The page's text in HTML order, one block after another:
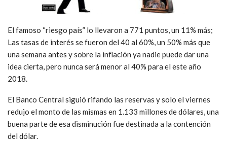
El famoso “riesgo país” lo llevaron a 771 puntos, un 11% más;
Las tasas de interés se fueron del 40 al 60%, un 50% más que
una semana antes y sobre la inflación ya nadie puede dar una
idea cierta, pero nunca será menor al 40% para el este año
2018.
El Banco Central siguió rifando las reservas y solo el viernes
redujo el monto de las mismas en 1.133 millones de dólares, una
buena parte de esa disminución fue destinada a la contención
del dólar.